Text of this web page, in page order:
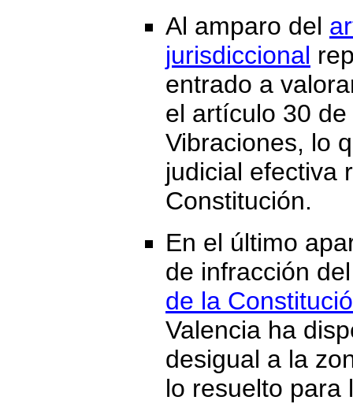
Al amparo del
jurisdiccional
entrado a
el artículo 30
Vibraciones, lo
judicial efectiva
Constitución.
En el último
de infracción
de la
Valencia ha
desigual a la
lo resuelto para